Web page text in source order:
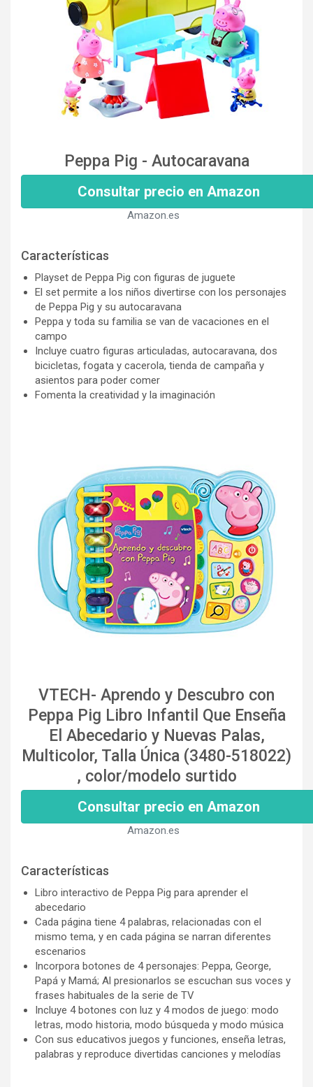
Peppa Pig - Autocaravana
Consultar precio en Amazon
Amazon.es
Características
Playset de Peppa Pig con figuras de juguete
El set permite a los niños divertirse con los personajes
de Peppa Pig y su autocaravana
Peppa y toda su familia se van de vacaciones en el
campo
Incluye cuatro figuras articuladas, autocaravana, dos
bicicletas, fogata y cacerola, tienda de campaña y
asientos para poder comer
Fomenta la creatividad y la imaginación
VTECH- Aprendo y Descubro con
Peppa Pig Libro Infantil Que Enseña
El Abecedario y Nuevas Palas,
Multicolor, Talla Única (3480-518022)
, color/modelo surtido
Consultar precio en Amazon
Amazon.es
Características
Libro interactivo de Peppa Pig para aprender el
abecedario
Cada página tiene 4 palabras, relacionadas con el
mismo tema, y en cada página se narran diferentes
escenarios
Incorpora botones de 4 personajes: Peppa, George,
Papá y Mamá; Al presionarlos se escuchan sus voces y
frases habituales de la serie de TV
Incluye 4 botones con luz y 4 modos de juego: modo
letras, modo historia, modo búsqueda y modo música
Con sus educativos juegos y funciones, enseña letras,
palabras y reproduce divertidas canciones y melodías